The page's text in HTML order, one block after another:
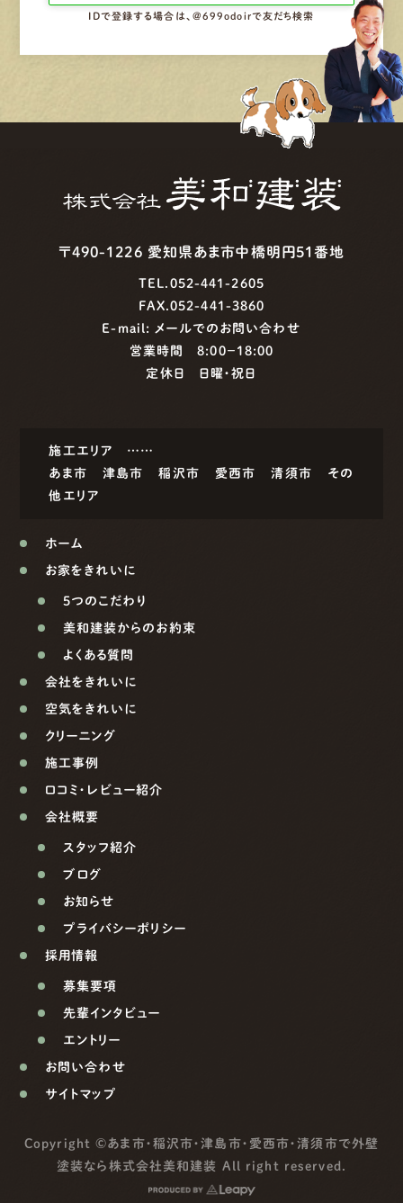
IDで登録する場合は、@699odoirで友だち検索
〒490-1226 愛知県あま市中橋明円51番地
TEL.052-441-2605
FAX.052-441-3860
E-mail: メールでのお問い合わせ
営業時間 8:00−18:00
定休日 日曜・祝日
施工エリア ……
あま市
津島市 稲沢市 愛西市 清須市
その
他エリア
ホーム
お家をきれいに
5つのこだわり
美和建装からのお約束
よくある質問
会社をきれいに
空気をきれいに
クリーニング
施工事例
口コミ・レビュー紹介
会社概要
スタッフ紹介
ブログ
お知らせ
プライバシーポリシー
採用情報
募集要項
先輩インタビュー
エントリー
お問い合わせ
サイトマップ
Copyright ©あま市・稲沢市・津島市・愛西市・清須市で外壁
塗装なら株式会社美和建装 All right reserved.